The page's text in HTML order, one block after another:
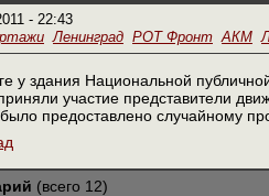
- 22:43
Ленинград РОТ Фронт АКМ
у здания Национальной
участие представители
предоставлено случайному
(всего 12)